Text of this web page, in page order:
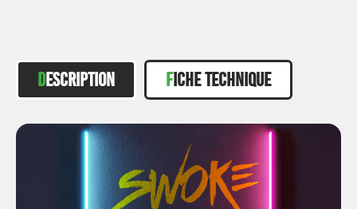
DESCRIPTION FICHE TECHNIQUE